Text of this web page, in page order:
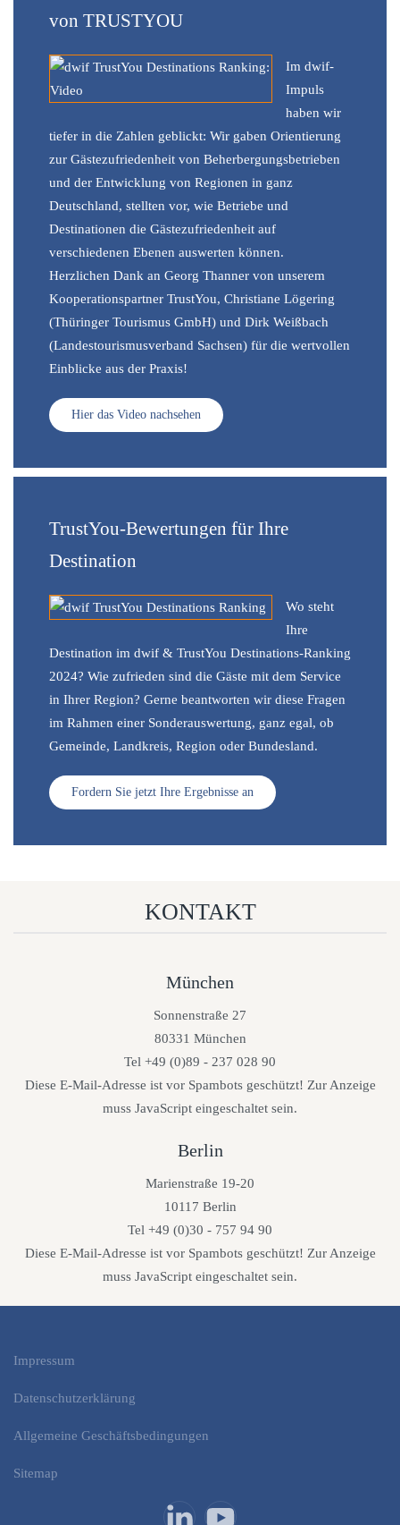
von TRUSTYOU
Im dwif-
Impuls
haben wir
tiefer in die Zahlen geblickt: Wir gaben Orientierung
zur Gästezufriedenheit von Beherbergungsbetrieben
und der Entwicklung von Regionen in ganz
Deutschland, stellten vor, wie Betriebe und
Destinationen die Gästezufriedenheit auf
verschiedenen Ebenen auswerten können.
Herzlichen Dank an Georg Thanner von unserem
Kooperationspartner TrustYou, Christiane Lögering
(Thüringer Tourismus GmbH) und Dirk Weißbach
(Landestourismusverband Sachsen) für die wertvollen
Einblicke aus der Praxis!
Hier das Video nachsehen
TrustYou-Bewertungen für Ihre
Destination
Wo steht
Ihre
Destination im dwif & TrustYou Destinations-Ranking
2024? Wie zufrieden sind die Gäste mit dem Service
in Ihrer Region? Gerne beantworten wir diese Fragen
im Rahmen einer Sonderauswertung, ganz egal, ob
Gemeinde, Landkreis, Region oder Bundesland.
Fordern Sie jetzt Ihre Ergebnisse an
KONTAKT
München
Sonnenstraße 27
80331 München
Tel +49 (0)89 - 237 028 90
Diese E-Mail-Adresse ist vor Spambots geschützt! Zur Anzeige
muss JavaScript eingeschaltet sein.
Berlin
Marienstraße 19-20
10117 Berlin
Tel +49 (0)30 - 757 94 90
Diese E-Mail-Adresse ist vor Spambots geschützt! Zur Anzeige
muss JavaScript eingeschaltet sein.
Impressum
Datenschutzerklärung
Allgemeine Geschäftsbedingungen
Sitemap